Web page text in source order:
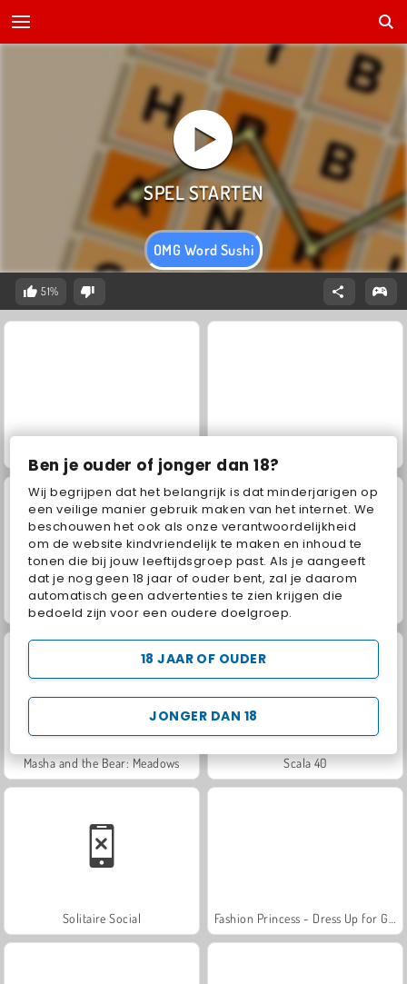
Ben je ouder of jonger dan 18?
Wij begrijpen dat het belangrijk is dat minderjarigen op
een veilige manier gebruik maken van het internet. We
beschouwen het ook als onze verantwoordelijkheid
om de website kindvriendelijk te maken en inhoud te
tonen die bij jouw leeftijdsgroep past. Als je aangeeft
dat je nog geen 18 jaar of ouder bent, zal je daarom
automatisch geen advertenties te zien krijgen die
bedoeld zijn voor een oudere doelgroep.
JONGER DAN 18
18 JAAR OF OUDER
OMG Word Sushi
51%
Juice Merge Trollface Quest: USA 2
Masha and the Bear: Meadows Scala 40
Solitaire Social